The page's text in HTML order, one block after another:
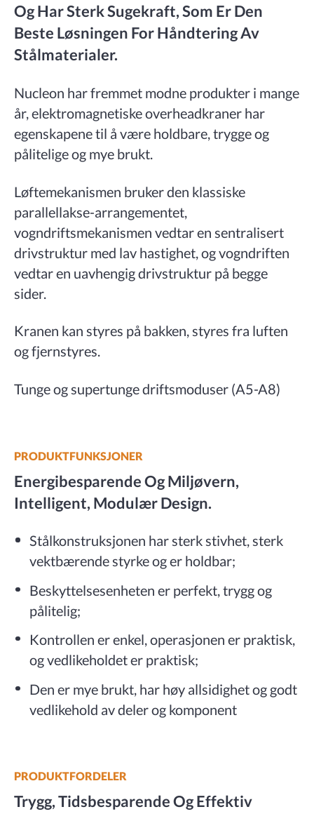
Og Har Sterk Sugekraft, Som Er Den
Beste Løsningen For Håndtering Av
Stålmaterialer.
Nucleon har fremmet modne produkter i mange
år, elektromagnetiske overheadkraner har
egenskapene til å være holdbare, trygge og
pålitelige og mye brukt.
Løftemekanismen bruker den klassiske
parallellakse-arrangementet,
vogndriftsmekanismen vedtar en sentralisert
drivstruktur med lav hastighet, og vogndriften
vedtar en uavhengig drivstruktur på begge
sider.
Kranen kan styres på bakken, styres fra luften
og fjernstyres.
Tunge og supertunge driftsmoduser (A5-A8)
PRODUKTFUNKSJONER
Energibesparende Og Miljøvern,
Intelligent, Modulær Design.
Stålkonstruksjonen har sterk stivhet, sterk
vektbærende styrke og er holdbar;
Beskyttelsesenheten er perfekt, trygg og
pålitelig;
Kontrollen er enkel, operasjonen er praktisk,
og vedlikeholdet er praktisk;
Den er mye brukt, har høy allsidighet og godt
vedlikehold av deler og komponent
PRODUKTFORDELER
Trygg, Tidsbesparende Og Effektiv